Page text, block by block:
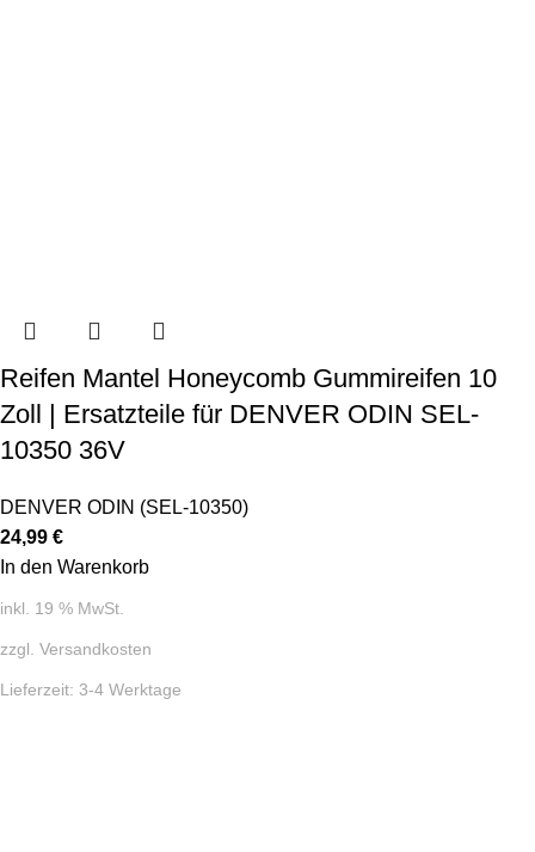
Reifen Mantel Honeycomb Gummireifen 10
Zoll | Ersatzteile für DENVER ODIN SEL-
10350 36V
DENVER ODIN (SEL-10350)
24,99 €
In den Warenkorb
inkl. 19 % MwSt.
zzgl. Versandkosten
Lieferzeit: 3-4 Werktage